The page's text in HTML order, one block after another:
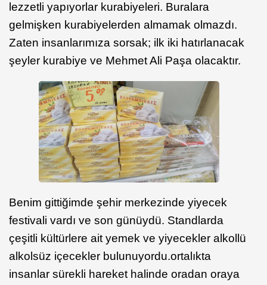
lezzetli yapıyorlar kurabiyeleri. Buralara
gelmişken kurabiyelerden almamak olmazdı.
Zaten insanlarımıza sorsak; ilk iki hatırlanacak
şeyler kurabiye ve Mehmet Ali Paşa olacaktır.
Benim gittiğimde şehir merkezinde yiyecek
festivali vardı ve son günüydü. Standlarda
çeşitli kültürlere ait yemek ve yiyecekler alkollü
alkolsüz içecekler bulunuyordu.ortalıkta
insanlar sürekli hareket halinde oradan oraya